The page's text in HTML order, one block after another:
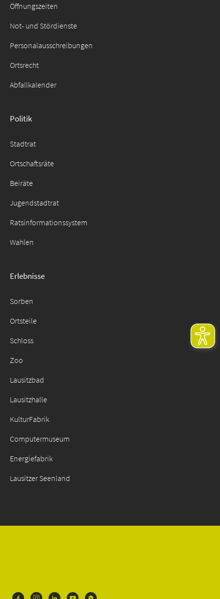
Öffnungszeiten
Not- und Stördienste
Personalausschreibungen
Ortsrecht
Abfallkalender
Politik
Stadtrat
Ortschaftsräte
Beiräte
Jugendstadtrat
Ratsinformationssystem
Wahlen
Erlebnisse
Sorben
Ortsteile
Schloss
Zoo
Lausitzbad
Lausitzhalle
KulturFabrik
Computermuseum
Energiefabrik
Lausitzer Seenland